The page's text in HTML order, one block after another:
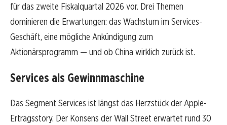
für das zweite Fiskalquartal 2026 vor. Drei Themen
dominieren die Erwartungen: das Wachstum im Services-
Geschäft, eine mögliche Ankündigung zum
Aktionärsprogramm — und ob China wirklich zurück ist.
Services als Gewinnmaschine
Das Segment Services ist längst das Herzstück der Apple-
Ertragsstory. Der Konsens der Wall Street erwartet rund 30